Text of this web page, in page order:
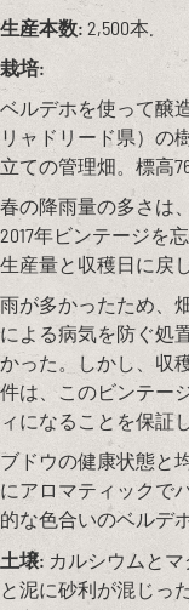
生産本数: 2,500本.
栽培:
ベルデホを使って醸
リャドリード県）の
立ての管理畑。標高
春の降雨量の多さは
2017年ビンテージを
生産量と収穫日に戻
雨が多かったため、
による病気を防ぐ処
かった。しかし、収
件は、このビンテー
ィになることを保証
ブドウの健康状態と
にアロマティックで
的な色合いのベルデ
土壌: カルシウムと
と泥に砂利が混じっ